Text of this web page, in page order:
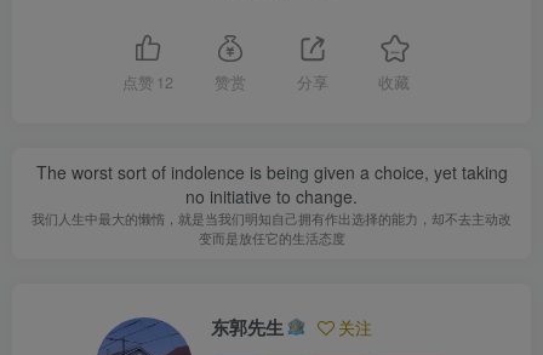
点赞 12 赞赏 分享 收藏
The worst sort of indolence is being given a choice, yet taking
no initiative to change.
我们人生中最大的懒惰，就是当我们明知自己拥有作出选择的能力，却不去主动改
变而是放任它的生活态度
东郭先生 关注